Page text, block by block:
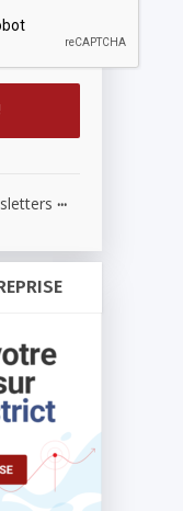
...